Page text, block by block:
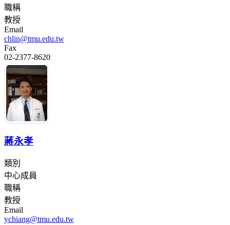
職稱
教授
Email
chlin@tmu.edu.tw
Fax
02-2377-8620
蔣永孝
類別
中心成員
職稱
教授
Email
ychiang@tmu.edu.tw